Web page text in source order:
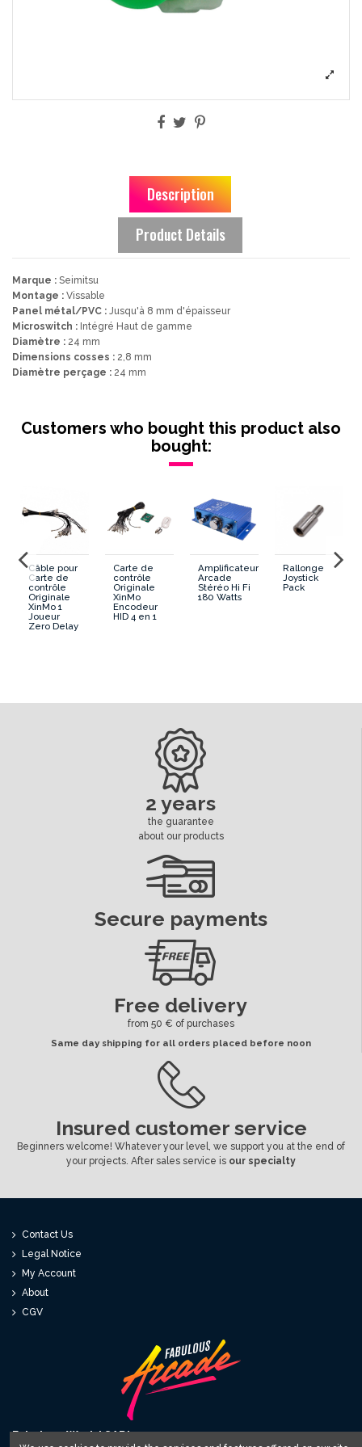
Description
Product Details
Marque : Seimitsu
Montage : Vissable
Panel métal/PVC : Jusqu'à 8 mm d'épaisseur
Microswitch : Intégré Haut de gamme
Diamètre : 24 mm
Dimensions cosses : 2,8 mm
Diamètre perçage : 24 mm
Montage Vissable
24 mm
Rond
Forme Poussoir
Dimension cosses Microswitch 2.8 mm
Diametre percage
Customers who bought this product also
bought:
Câble pour
Carte de
contrôle
Originale
XinMo 1
Joueur
Zero Delay
Carte de
contrôle
Originale
XinMo
Encodeur
HID 4 en 1
Amplificateur
Arcade
Stéréo Hi Fi
180 Watts
Rallonge
Joystick
Pack
2 years
the guarantee
about our products
Secure payments
Free delivery
from 50 € of purchases
Same day shipping for all orders placed before noon
Insured customer service
Beginners welcome! Whatever your level, we support you at the end of
your projects. After sales service is our specialty
Contact Us
Legal Notice
My Account
About
CGV
Fabulous World SARL